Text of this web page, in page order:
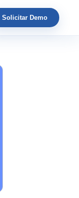
Solicitar Demo